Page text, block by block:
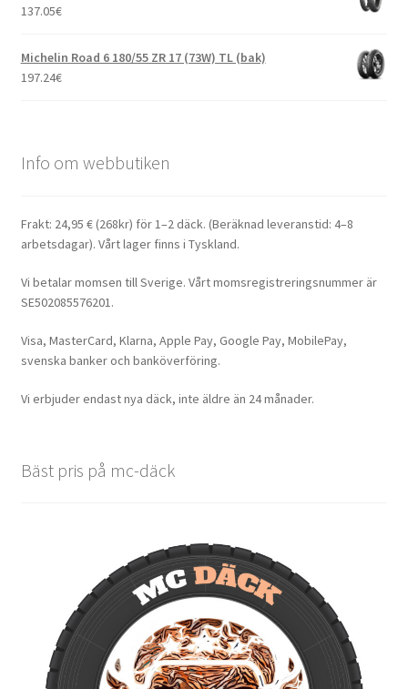
137.05€
Michelin Road 6 180/55 ZR 17 (73W) TL (bak)
197.24€
Info om webbutiken
Frakt: 24,95 € (268kr) för 1–2 däck. (Beräknad leveranstid: 4–8
arbetsdagar). Vårt lager finns i Tyskland.
Vi betalar momsen till Sverige. Vårt momsregistreringsnummer är
SE502085576201.
Visa, MasterCard, Klarna, Apple Pay, Google Pay, MobilePay,
svenska banker och banköverföring.
Vi erbjuder endast nya däck, inte äldre än 24 månader.
Bäst pris på mc-däck